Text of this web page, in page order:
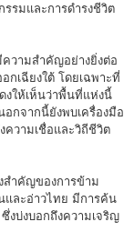
รรมและการดำรงชีวิต
วามสำคัญอย่างยิ่งต่อ
กเฉียงใต้ โดยเฉพาะที่
งให้เห็นว่าพื้นที่แห่งนี้
กจากนี้ยังพบเครื่องมือ
ความเชื่อและวิถีชีวิต
สำคัญของการข้าม
และอ่าวไทย มีการค้น
บ่งบอกถึงความเจริญ